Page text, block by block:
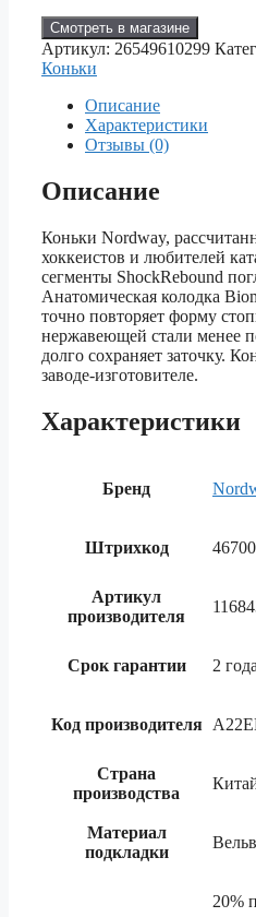
Смотреть в магазине
Артикул: 26549610299
Коньки
Описание
Характеристики
Отзывы (0)
Описание
Коньки Nordway,
хоккеистов и любителей
сегменты ShockRebound
Анатомическая колодка
точно повторяет форму
нержавеющей стали менее
долго сохраняет заточку.
заводе-изготовителе.
Характеристики
Бренд
Штрихкод
Артикул
производителя
Срок гарантии 2 года
Код производителя
Страна
производства
Материал
подкладки
20%